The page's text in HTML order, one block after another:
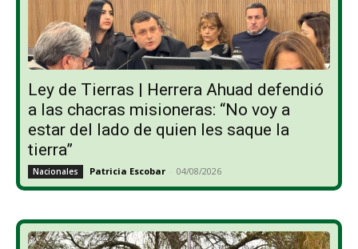
Ley de Tierras | Herrera Ahuad defendió
a las chacras misioneras: “No voy a
estar del lado de quien les saque la
tierra”
Nacionales Patricia Escobar - 04/08/2026